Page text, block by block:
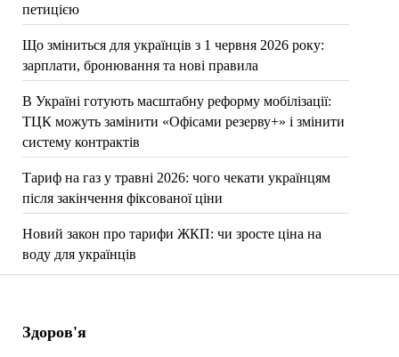
петицією
Що зміниться для українців з 1 червня 2026 року:
зарплати, бронювання та нові правила
В Україні готують масштабну реформу мобілізації:
ТЦК можуть замінити «Офісами резерву+» і змінити
систему контрактів
Тариф на газ у травні 2026: чого чекати українцям
після закінчення фіксованої ціни
Новий закон про тарифи ЖКП: чи зросте ціна на
воду для українців
Здоров'я